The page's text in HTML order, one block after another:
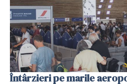
Întârzieri pe marile